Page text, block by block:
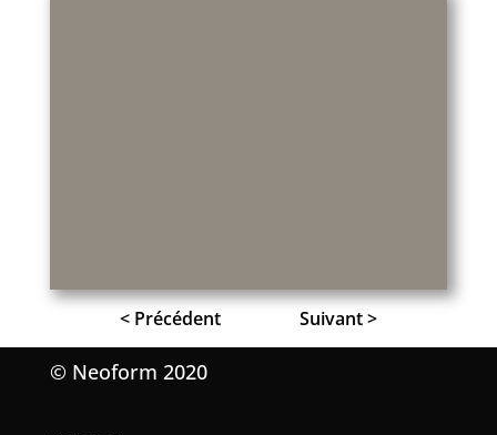
< Précédent Suivant >
© Neoform 2020